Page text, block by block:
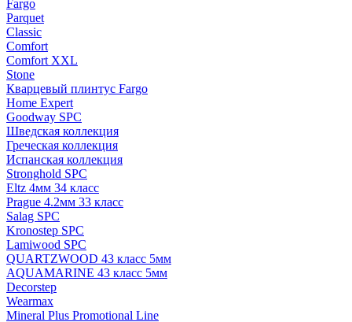
Fargo
Parquet
Classic
Comfort
Comfort XXL
Stone
Кварцевый плинтус Fargo
Home Expert
Goodway SPC
Шведская коллекция
Греческая коллекция
Испанская коллекция
Stronghold SPC
Eltz 4мм 34 класс
Prague 4.2мм 33 класс
Salag SPC
Kronostep SPC
Lamiwood SPC
QUARTZWOOD 43 класс 5мм
AQUAMARINE 43 класс 5мм
Decorstep
Wearmax
Mineral Plus Promotional Line